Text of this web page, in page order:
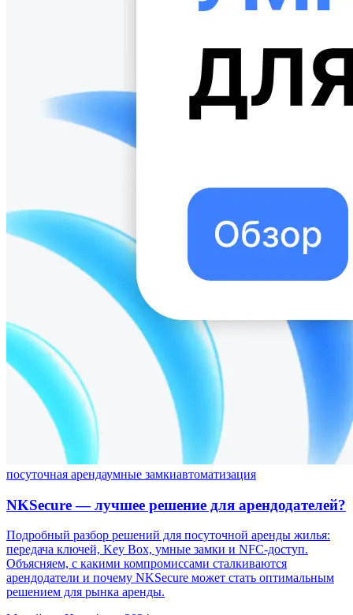
посуточная арендаумные замкиавтоматизация
NKSecure — лучшее решение для арендодателей?
Подробный разбор решений для посуточной аренды жилья:
передача ключей, Key Box, умные замки и NFC-доступ.
Объясняем, с какими компромиссами сталкиваются
арендодатели и почему NKSecure может стать оптимальным
решением для рынка аренды.